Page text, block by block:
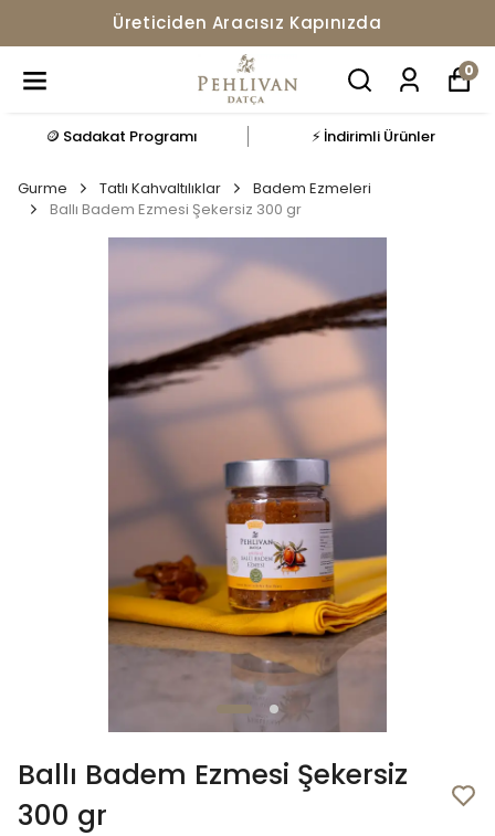
Üreticiden Aracısız Kapınızda
0
🪙 Sadakat Programı ⚡ İndirimli Ürünler
Gurme Tatlı Kahvaltılıklar
Badem Ezmeleri
Ballı Badem Ezmesi Şekersiz 300 gr
Ballı Badem Ezmesi Şekersiz
300 gr